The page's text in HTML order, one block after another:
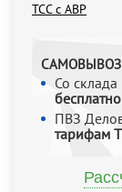
ТСС с АВР
Со
бесплатно
ПВЗ
тарифам